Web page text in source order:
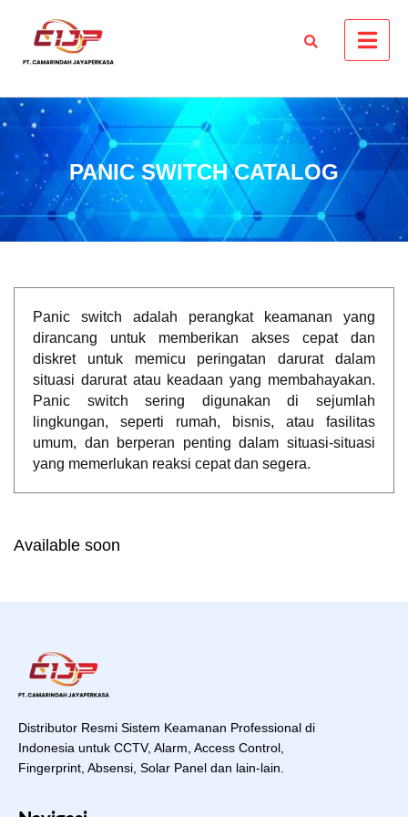
PANIC SWITCH CATALOG
Panic switch adalah perangkat keamanan yang
dirancang untuk memberikan akses cepat dan
diskret untuk memicu peringatan darurat dalam
situasi darurat atau keadaan yang membahayakan.
Panic switch sering digunakan di sejumlah
lingkungan, seperti rumah, bisnis, atau fasilitas
umum, dan berperan penting dalam situasi-situasi
yang memerlukan reaksi cepat dan segera.
Available soon
Distributor Resmi Sistem Keamanan Professional di
Indonesia untuk CCTV, Alarm, Access Control,
Fingerprint, Absensi, Solar Panel dan lain-lain.